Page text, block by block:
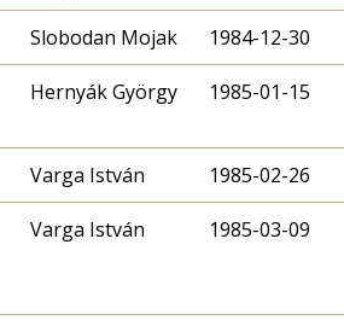
Slobodan Mojak 1984-12-30
Hernyák György 1985-01-15
Varga István 1985-02-26
Varga István 1985-03-09